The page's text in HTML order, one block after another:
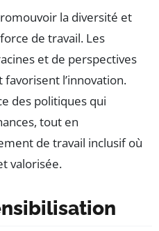
la diversité et
de travail. Les
et de perspectives
l’innovation.
des politiques qui
tout en
de travail inclusif où
valorisée.